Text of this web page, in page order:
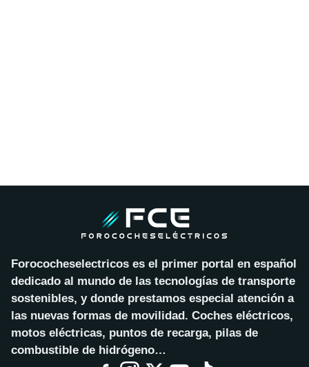
Forococheselectricos es el primer portal en español
dedicado al mundo de las tecnologías de transporte
sostenibles, y donde prestamos especial atención a
las nuevas formas de movilidad. Coches eléctricos,
motos eléctricas, puntos de recarga, pilas de
combustible de hidrógeno…